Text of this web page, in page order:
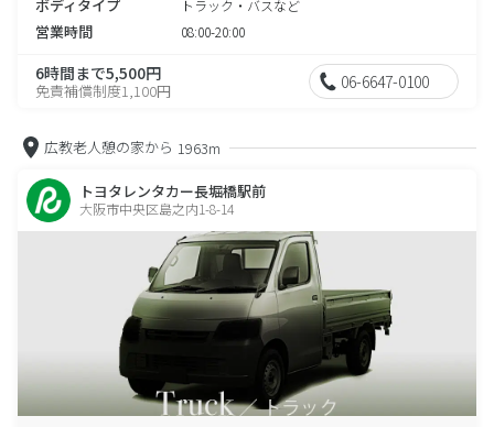
ボディタイプ トラック・バスなど
営業時間 08:00-20:00
6時間まで5,500円
免責補償制度1,100円 06-6647-0100
広教老人憩の家から 1963m
トヨタレンタカー長堀橋駅前
大阪市中央区島之内1-8-14